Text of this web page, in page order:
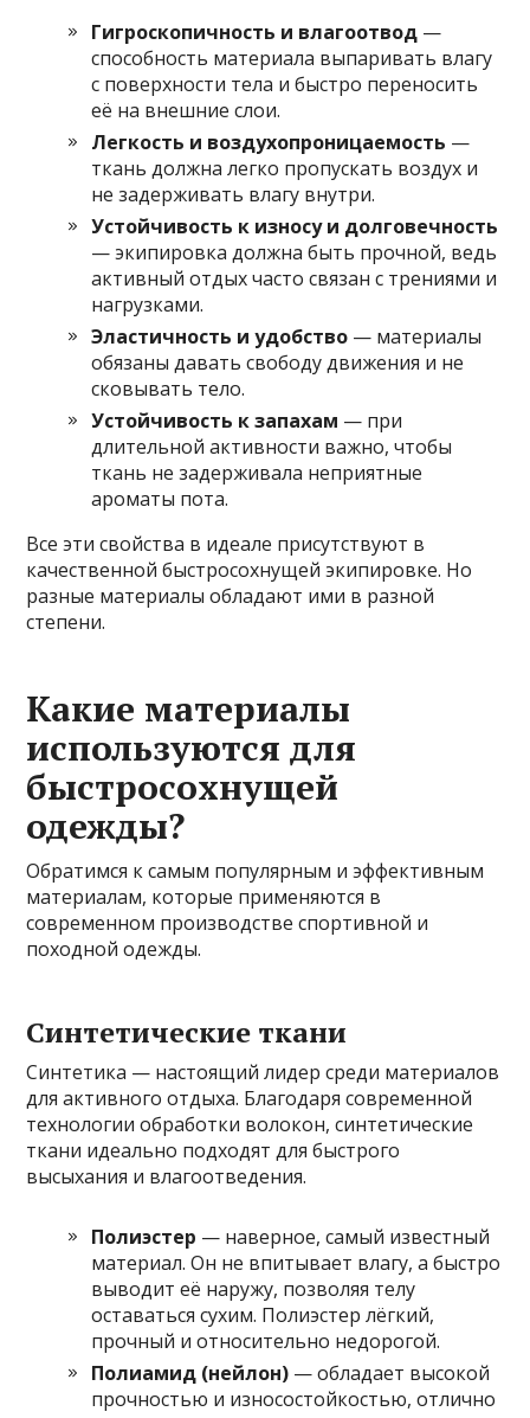
Гигроскопичность и влагоотвод —
способность материала выпаривать влагу
с поверхности тела и быстро переносить
её на внешние слои.
Легкость и воздухопроницаемость —
ткань должна легко пропускать воздух и
не задерживать влагу внутри.
Устойчивость к износу и долговечность
— экипировка должна быть прочной, ведь
активный отдых часто связан с трениями и
нагрузками.
Эластичность и удобство — материалы
обязаны давать свободу движения и не
сковывать тело.
Устойчивость к запахам — при
длительной активности важно, чтобы
ткань не задерживала неприятные
ароматы пота.
Все эти свойства в идеале присутствуют в
качественной быстросохнущей экипировке. Но
разные материалы обладают ими в разной
степени.
Какие материалы
используются для
быстросохнущей
одежды?
Обратимся к самым популярным и эффективным
материалам, которые применяются в
современном производстве спортивной и
походной одежды.
Синтетические ткани
Синтетика — настоящий лидер среди материалов
для активного отдыха. Благодаря современной
технологии обработки волокон, синтетические
ткани идеально подходят для быстрого
высыхания и влагоотведения.
Полиэстер — наверное, самый известный
материал. Он не впитывает влагу, а быстро
выводит её наружу, позволяя телу
оставаться сухим. Полиэстер лёгкий,
прочный и относительно недорогой.
Полиамид (нейлон) — обладает высокой
прочностью и износостойкостью, отлично